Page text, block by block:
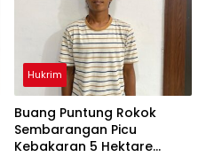
Hukrim
Buang Puntung Rokok
Sembarangan Picu
Kebakaran 5 Hektare